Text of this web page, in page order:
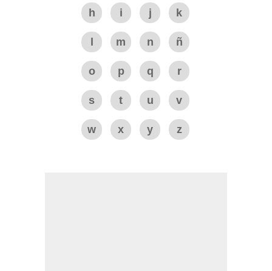
h i j k
m n ñ
o p q r
s t u v
w x y z